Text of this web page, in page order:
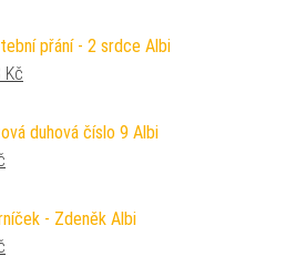
přání - 2 srdce Albi
cena byla: 159 Kč.
Kč
duhová číslo 9 Albi
cena byla: 39 Kč.
- Zdeněk Albi
cena byla: 49 Kč.